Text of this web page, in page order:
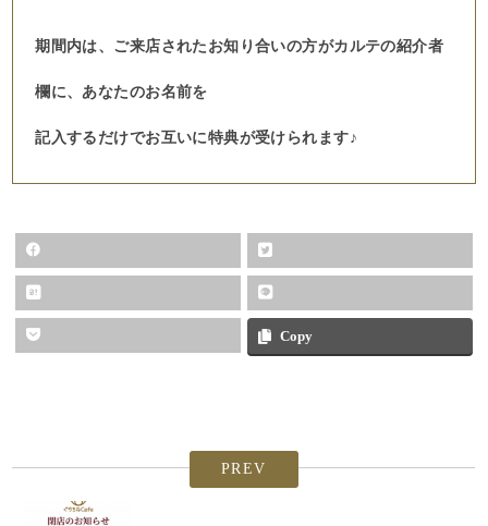
期間内は、ご来店されたお知り合いの方がカルテの紹介者
欄に、あなたのお名前を
記入するだけでお互いに特典が受けられます♪
Copy
PREV